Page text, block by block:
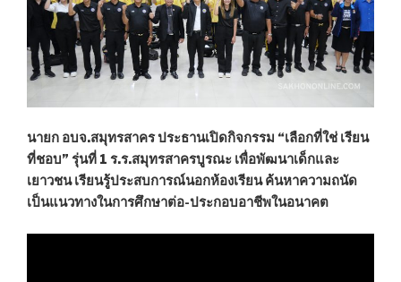
นายก อบจ.สมุทรสาคร ประธานเปิดกิจกรรม “เลือกที่ใช่ เรียน
ที่ชอบ” รุ่นที่ 1 ร.ร.สมุทรสาครบูรณะ เพื่อพัฒนาเด็กและ
เยาวชน เรียนรู้ประสบการณ์นอกห้องเรียน ค้นหาความถนัด
เป็นแนวทางในการศึกษาต่อ-ประกอบอาชีพในอนาคต